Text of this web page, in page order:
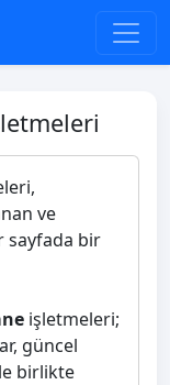
ve
sayfada bir
işletmeleri;
güncel
birlikte